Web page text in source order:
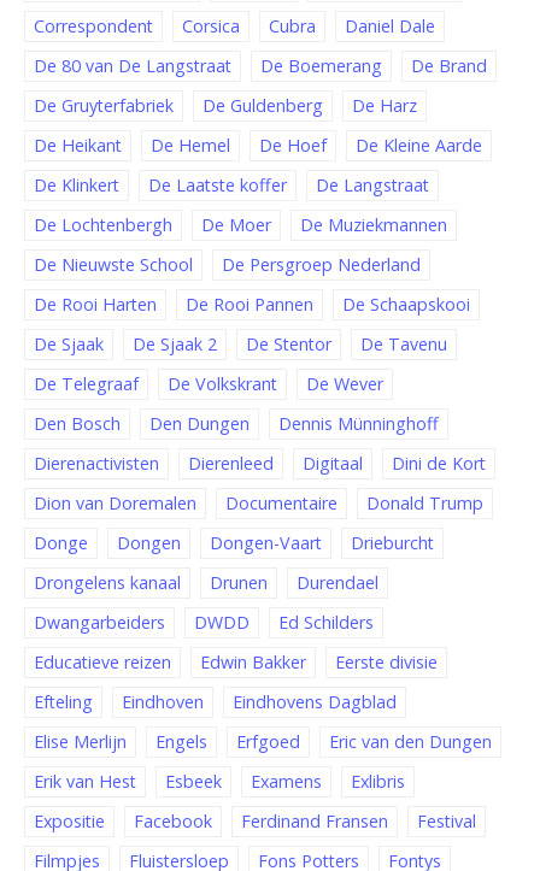
Correspondent
Corsica Cubra
Daniel Dale
De 80 van De Langstraat
De Boemerang
De Brand
De Gruyterfabriek
De Guldenberg
De Harz
De Heikant
De Hemel De Hoef
De Kleine Aarde
De Klinkert
De Laatste koffer
De Langstraat
De Lochtenbergh
De Moer
De Muziekmannen
De Nieuwste School
De Persgroep Nederland
De Rooi Harten
De Rooi Pannen
De Schaapskooi
De Sjaak
De Sjaak 2 De Stentor
De Tavenu
De Telegraaf
De Volkskrant
De Wever
Den Bosch
Den Dungen
Dennis Münninghoff
Dierenactivisten
Dierenleed Digitaal
Dini de Kort
Dion van Doremalen
Documentaire
Donald Trump
Donge
Dongen Dongen-Vaart
Drieburcht
Drongelens kanaal
Drunen
Durendael
Dwangarbeiders
DWDD
Ed Schilders
Educatieve reizen
Edwin Bakker
Eerste divisie
Efteling
Eindhoven
Eindhovens Dagblad
Elise Merlijn
Engels Erfgoed
Eric van den Dungen
Erik van Hest
Esbeek Examens
Exlibris
Expositie
Facebook Ferdinand Fransen
Festival
Filmpjes
Fluistersloep Fons Potters
Fontys